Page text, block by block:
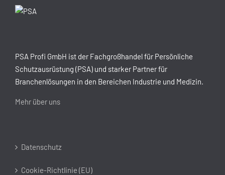
PSA Profi GmbH ist der Fachgroßhandel für Persönliche
Schutzausrüstung (PSA) und starker Partner für
Branchenlösungen in den Bereichen Industrie und Medizin.
Mehr über uns
Datenschutz
Cookie-Richtlinie (EU)